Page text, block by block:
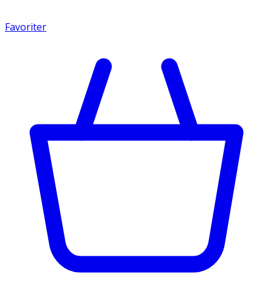
Favoriter